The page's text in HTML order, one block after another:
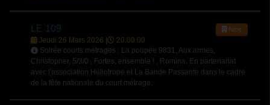
LE 109 Nice
Jeudi 26 Mars 2026 |
20:00:00
Soirée courts métrages : La poupée 9831, Aux armes,
Christopher, 5/3/0 , Fortes, ensemble ! , Romina. En partenariat
avec l'association Héliotrope et La Bande Passante dans le cadre
de la fête nationale du court métrage.